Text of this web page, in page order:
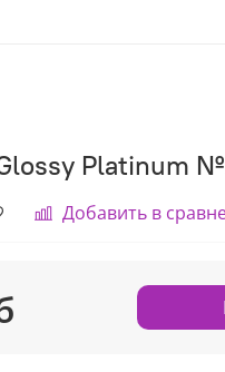
Glossy Platinum
Добавить в